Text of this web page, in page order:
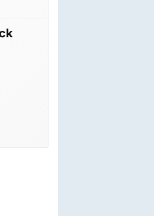
12 G96 Note 12 X670